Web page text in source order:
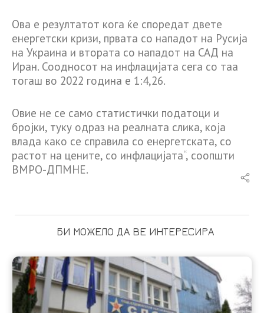
Ова е резултатот кога ќе споредат двете
енергетски кризи, првата со нападот на Русија
на Украина и втората со нападот на САД на
Иран. Соодносот на инфлацијата сега со таа
тогаш во 2022 година е 1:4,26.
Овие не се само статистички податоци и
бројки, туку одраз на реалната слика, која
влада како се справила со енергетската, со
растот на цените, со инфлацијата“, соопшти
ВМРО-ДПМНЕ.
БИ МОЖЕЛО ДА ВЕ ИНТЕРЕСИРА